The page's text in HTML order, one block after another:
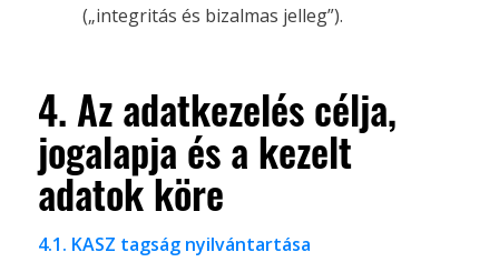
(„integritás és bizalmas jelleg”).
4. Az adatkezelés célja,
jogalapja és a kezelt
adatok köre
4.1. KASZ tagság nyilvántartása